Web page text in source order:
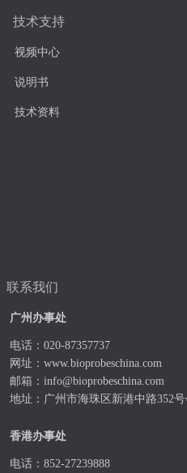
技术支持
视频中心
说明书
技术资料
联系我们
广州办事处
电话：020-87357737
网址： www.bioprobeschina.com
邮箱： info@bioprobeschina.com
地址：广州市海珠区新港中路352
香港办事处
电话：852-27239888